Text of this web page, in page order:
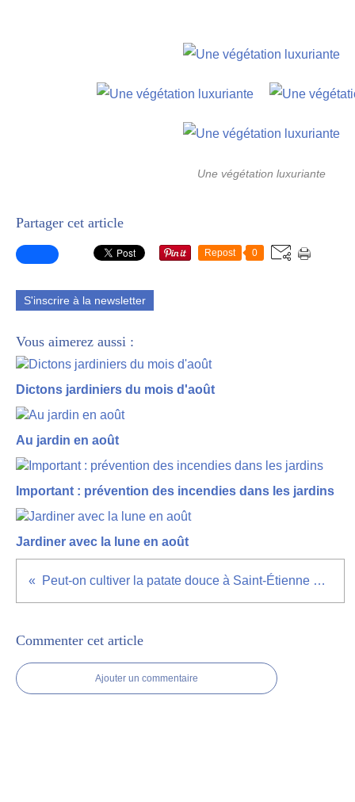
Une végétation luxuriante
Partager cet article
Repost 0
S'inscrire à la newsletter
Vous aimerez aussi :
Dictons jardiniers du mois d'août
Au jardin en août
Important : prévention des incendies dans les jardins
Jardiner avec la lune en août
Peut-on cultiver la patate douce à Saint-Étienne ? Verdict
Commenter cet article
Ajouter un commentaire